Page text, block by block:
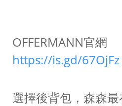
OFFERMANN官網
https://is.gd/67OjFz
選擇後背包，森森